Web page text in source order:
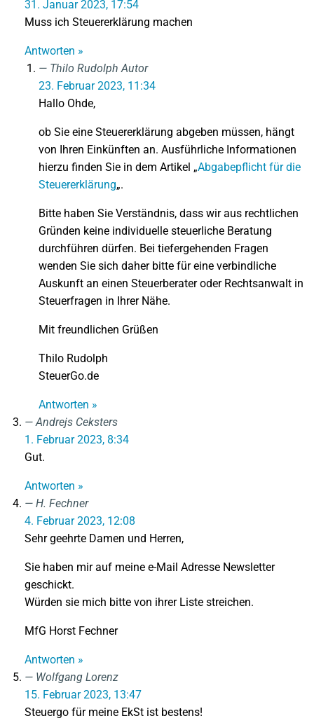
31. Januar 2023, 17:54
Muss ich Steuererklärung machen
Antworten »
Thilo Rudolph Autor
23. Februar 2023, 11:34
Hallo Ohde,
ob Sie eine Steuererklärung abgeben müssen, hängt
von Ihren Einkünften an. Ausführliche Informationen
hierzu finden Sie in dem Artikel „Abgabepflicht für die
Steuererklärung„.
Bitte haben Sie Verständnis, dass wir aus rechtlichen
Gründen keine individuelle steuerliche Beratung
durchführen dürfen. Bei tiefergehenden Fragen
wenden Sie sich daher bitte für eine verbindliche
Auskunft an einen Steuerberater oder Rechtsanwalt in
Steuerfragen in Ihrer Nähe.
Mit freundlichen Grüßen
Thilo Rudolph
SteuerGo.de
Antworten »
Andrejs Ceksters
1. Februar 2023, 8:34
Gut.
Antworten »
H. Fechner
4. Februar 2023, 12:08
Sehr geehrte Damen und Herren,
Sie haben mir auf meine e-Mail Adresse Newsletter
geschickt.
Würden sie mich bitte von ihrer Liste streichen.
MfG Horst Fechner
Antworten »
Wolfgang Lorenz
15. Februar 2023, 13:47
Steuergo für meine EkSt ist bestens!